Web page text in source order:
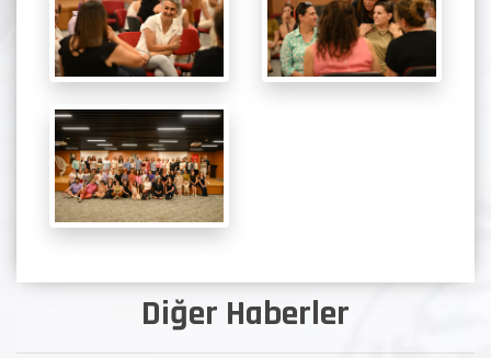
Diğer Haberler